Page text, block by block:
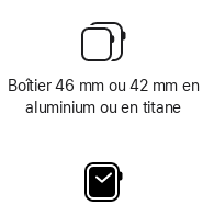
Boîtier 46 mm ou 42 mm en
aluminium ou en titane